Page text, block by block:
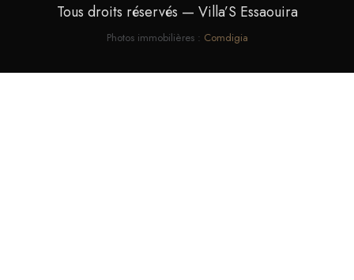
Tous droits réservés — Villa’S Essaouira
Photos immobilières : Comdigia